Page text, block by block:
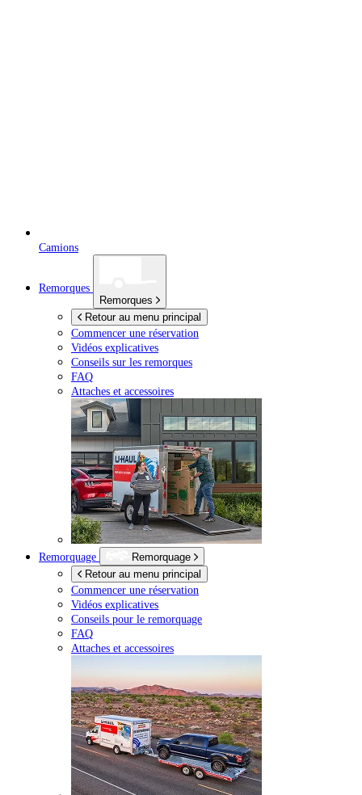
Camions
Remorques
Remorques
Retour au menu principal
Commencer une réservation
Vidéos explicatives
Conseils sur les remorques
FAQ
Attaches et accessoires
Remorquage
Remorquage
Retour au menu principal
Commencer une réservation
Vidéos explicatives
Conseils pour le remorquage
FAQ
Attaches et accessoires